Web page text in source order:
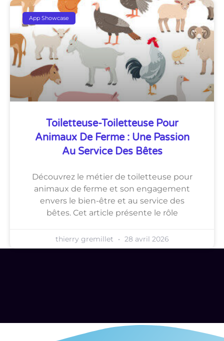
App Showcase
Toiletteuse-Toiletteuse Pour
Animaux De Ferme : Une Passion
Au Service Des Bêtes
Découvrez le métier de toiletteuse pour
animaux de ferme et son engagement
envers le bien-être et au service des
bêtes. Cet article présente le rôle
thierry gremillet 28 avril 2026